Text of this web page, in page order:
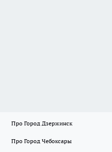
Про Город Дзержинск
Про Город Чебоксары